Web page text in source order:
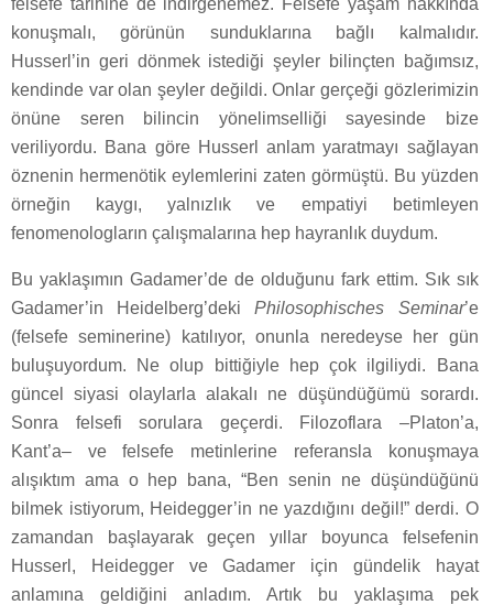
konuşmalı, görünün sunduklarına bağlı kalmalıdır.
Husserl’in geri dönmek istediği şeyler bilinçten bağımsız,
kendinde var olan şeyler değildi. Onlar gerçeği gözlerimizin
önüne seren bilincin yönelimselliği sayesinde bize
veriliyordu. Bana göre Husserl anlam yaratmayı sağlayan
öznenin hermenötik eylemlerini zaten görmüştü. Bu yüzden
örneğin kaygı, yalnızlık ve empatiyi betimleyen
fenomenologların çalışmalarına hep hayranlık duydum.
Bu yaklaşımın Gadamer’de de olduğunu fark ettim. Sık sık
Gadamer’in Heidelberg’dekiPhilosophisches Seminar’e
(felsefe seminerine) katılıyor, onunla neredeyse her gün
buluşuyordum. Ne olup bittiğiyle hep çok ilgiliydi. Bana
güncel siyasi olaylarla alakalı ne düşündüğümü sorardı.
Sonra felsefi sorulara geçerdi. Filozoflara –Platon’a,
Kant’a– ve felsefe metinlerine referansla konuşmaya
alışıktım ama o hep bana, “Ben senin ne düşündüğünü
bilmek istiyorum, Heidegger’in ne yazdığını değil!” derdi. O
zamandan başlayarak geçen yıllar boyunca felsefenin
Husserl, Heidegger ve Gadamer için gündelik hayat
anlamına geldiğini anladım. Artık bu yaklaşıma pek